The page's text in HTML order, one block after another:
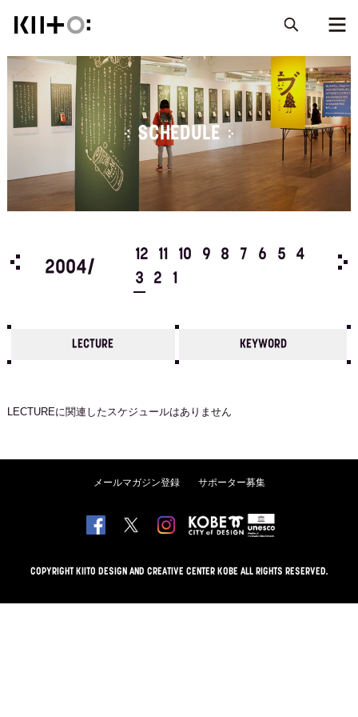
SCHEDULE
4
2004/
12 11 10 9 8 7 6 5
4
3
2 1
LECTURE KEYWORD
LECTUREに関連したスケジュールはありません
メールマガジン登録 サポーター募集
COPYRIGHT KIITO DESIGN AND CREATIVE CENTER KOBE ALL RIGHTS RESERVED.